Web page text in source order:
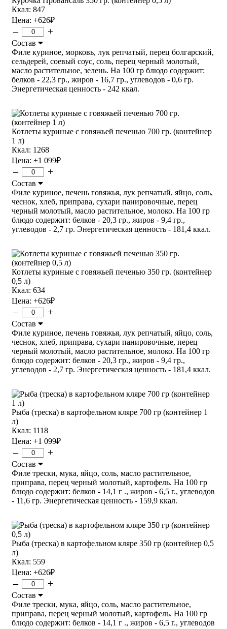
Ккал: 847
Цена: +626₽
– +
Состав
Филе куриное, морковь, лук репчатый, перец болгарский,
сельдерей, соевый соус, соль, перец черный молотый,
масло растительное, зелень. На 100 гр блюдо содержит:
белков - 22,3 гр., жиров - 16,7 гр., углеводов - 0,6 гр.
Энергетическая ценность - 242 ккал.
Котлеты куриные с говяжьей печенью 700 гр. (контейнер
1 л)
Ккал: 1268
Цена: +1 099₽
– +
Состав
Филе куриное, печень говяжья, лук репчатый, яйцо, соль,
чеснок, хлеб, приправа, сухари панировочные, перец
черный молотый, масло растительное, молоко. На 100 гр
блюдо содержит: белков - 20,3 гр., жиров - 9,4 гр.,
углеводов - 2,7 гр. Энергетическая ценность - 181,4 ккал.
Котлеты куриные с говяжьей печенью 350 гр. (контейнер
0,5 л)
Ккал: 634
Цена: +626₽
– +
Состав
Филе куриное, печень говяжья, лук репчатый, яйцо, соль,
чеснок, хлеб, приправа, сухари панировочные, перец
черный молотый, масло растительное, молоко. На 100 гр
блюдо содержит: белков - 20,3 гр., жиров - 9,4 гр.,
углеводов - 2,7 гр. Энергетическая ценность - 181,4 ккал.
Рыба (треска) в картофельном кляре 700 гр (контейнер 1
л)
Ккал: 1118
Цена: +1 099₽
– +
Состав
Филе трески, мука, яйцо, соль, масло растительное,
приправа, перец черный молотый, картофель. На 100 гр
блюдо содержит: белков - 14,1 г ., жиров - 6,5 г., углеводов
- 11,6 гр. Энергетическая ценность - 159,9 ккал.
Рыба (треска) в картофельном кляре 350 гр (контейнер 0,5
л)
Ккал: 559
Цена: +626₽
– +
Состав
Филе трески, мука, яйцо, соль, масло растительное,
приправа, перец черный молотый, картофель. На 100 гр
блюдо содержит: белков - 14,1 г ., жиров - 6,5 г., углеводов